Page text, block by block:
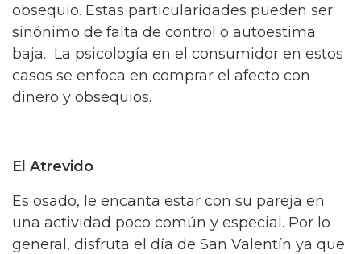
obsequio. Estas particularidades pueden ser
sinónimo de falta de control o autoestima
baja. La psicología en el consumidor en estos
casos se enfoca en comprar el afecto con
dinero y obsequios.
El Atrevido
Es osado, le encanta estar con su pareja en
una actividad poco común y especial. Por lo
general, disfruta el día de San Valentín ya que